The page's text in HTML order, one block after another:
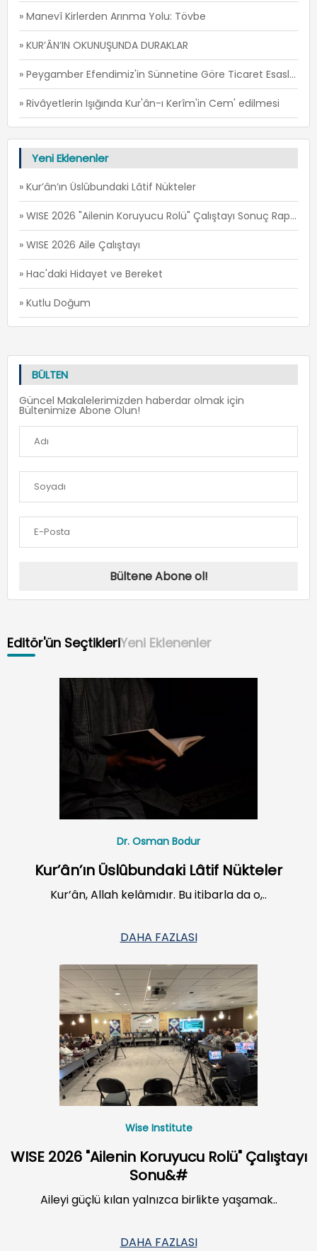
» Manevî Kirlerden Arınma Yolu: Tövbe
» KUR’ÂN’IN OKUNUŞUNDA DURAKLAR
» Peygamber Efendimiz'in Sünnetine Göre Ticaret Esasları -1
» Rivâyetlerin Işığında Kur'ân-ı Kerîm'in Cem' edilmesi
Yeni Eklenenler
» Kur’ân’ın Üslûbundaki Lâtif Nükteler
» WISE 2026 "Ailenin Koruyucu Rolü" Çalıştayı Sonuç Raporu
» WISE 2026 Aile Çalıştayı
» Hac'daki Hidayet ve Bereket
» Kutlu Doğum
BÜLTEN
Güncel Makalelerimizden haberdar olmak için
Bültenimize Abone Olun!
Bültene Abone ol!
Editör'ün SeçtikleriYeni Eklenenler
Dr. Osman Bodur
Kur’ân’ın Üslûbundaki Lâtif Nükteler
Kur’ân, Allah kelâmıdır. Bu itibarla da o,..
DAHA FAZLASI
Wise Institute
WISE 2026 "Ailenin Koruyucu Rolü" Çalıştayı
Sonu&#
Aileyi güçlü kılan yalnızca birlikte yaşamak..
DAHA FAZLASI